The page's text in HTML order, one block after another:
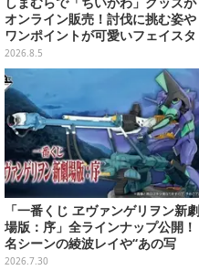
オンライン販売！討伐に挑む姿や
ワンポイントが可愛いフェイスタ
オル、バスマットなど全14種
2026.8.5
「一番くじ ヱヴァンゲリヲン新劇
場版：序」全ラインナップ公開！
名シーンの綾波レイや“あの写
真”の葛城ミサトフィギュアほ
2026.7.30